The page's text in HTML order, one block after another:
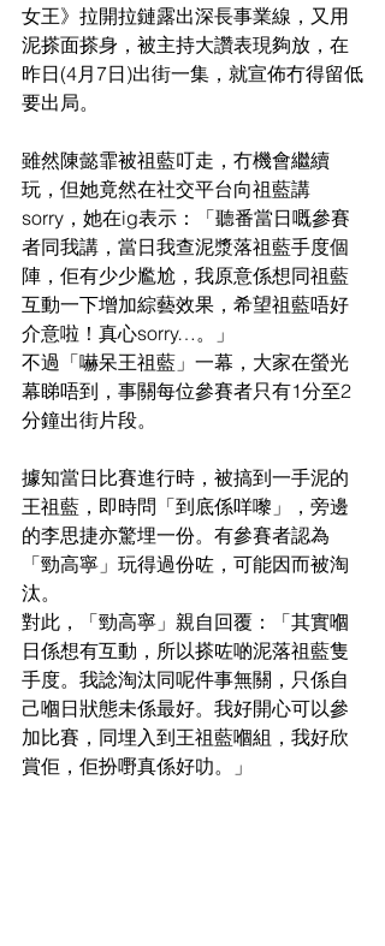
女王》拉開拉鏈露出深長事業線，又用
泥搽面搽身，被主持大讚表現夠放，在
昨日(4月7日)出街一集，就宣佈冇得留低
要出局。
雖然陳懿霏被祖藍叮走，冇機會繼續
玩，但她竟然在社交平台向祖藍講
sorry，她在ig表示：「聽番當日嘅參賽
者同我講，當日我查泥漿落祖藍手度個
陣，佢有少少尷尬，我原意係想同祖藍
互動一下增加綜藝效果，希望祖藍唔好
介意啦！真心sorry…。」
不過「嚇呆王祖藍」一幕，大家在螢光
幕睇唔到，事關每位參賽者只有1分至2
分鐘出街片段。
據知當日比賽進行時，被搞到一手泥的
王祖藍，即時問「到底係咩嚟」，旁邊
的李思捷亦驚埋一份。有參賽者認為
「勁高寧」玩得過份咗，可能因而被淘
汰。
對此，「勁高寧」親自回覆：「其實嗰
日係想有互動，所以搽咗啲泥落祖藍隻
手度。我諗淘汰同呢件事無關，只係自
己嗰日狀態未係最好。我好開心可以參
加比賽，同埋入到王祖藍嗰組，我好欣
賞佢，佢扮嘢真係好叻。」